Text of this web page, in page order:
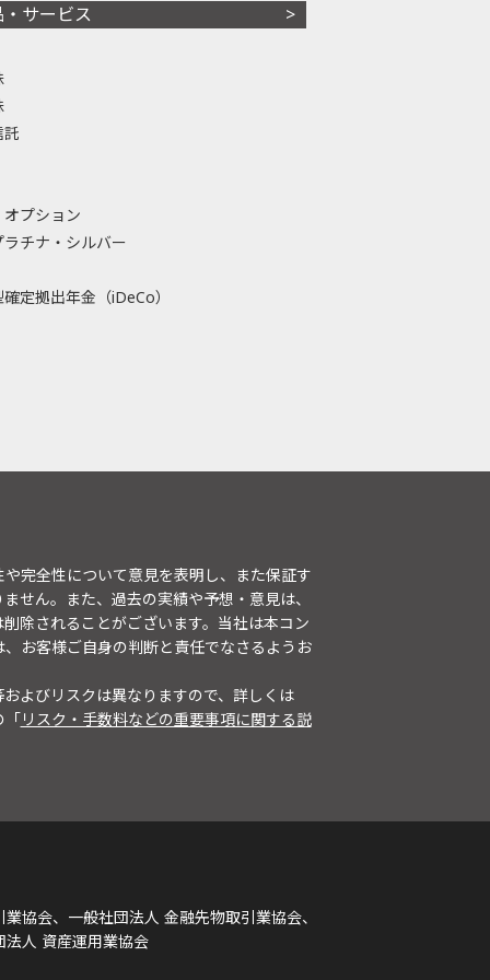
・サービス
託
プション
ラチナ・シルバー
定拠出年金（iDeCo）
完全性について意見を表明し、また保証す
せん。また、過去の実績や予想・意見は、
除されることがございます。当社は本コン
お客様ご自身の判断と責任でなさるようお
よびリスクは異なりますので、詳しくは
「リスク・手数料などの重要事項に関する説
協会、一般社団法人 金融先物取引業協会、
人 資産運用業協会